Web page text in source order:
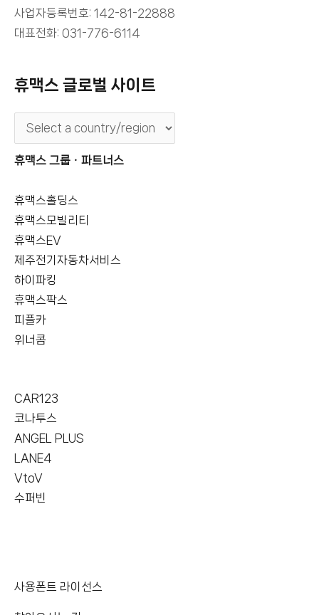
사업자등록번호: 142-81-22888
대표전화: 031-776-6114
휴맥스 글로벌 사이트
휴맥스 그룹ㆍ파트너스
휴맥스홀딩스
휴맥스모빌리티
휴맥스EV
제주전기자동차서비스
하이파킹
휴맥스팍스
피플카
위너콤
CAR123
코나투스
ANGEL PLUS
LANE4
VtoV
수퍼빈
사용폰트 라이선스